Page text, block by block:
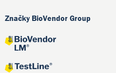
Značky BioVendor Group